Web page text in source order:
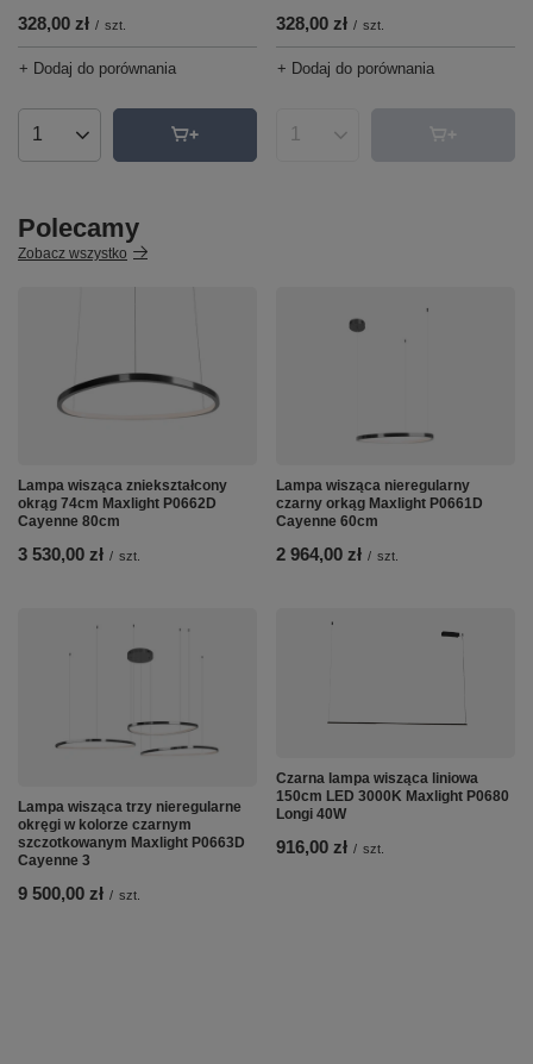
328,00 zł / szt.
+ Dodaj do porównania
Ilość produktów
328,00 zł / szt.
+ Dodaj do porównania
Ilość produktów
Polecamy
Zobacz wszystko
Lampa wisząca zniekształcony
okrąg 74cm Maxlight P0662D
Cayenne 80cm
3 530,00 zł / szt.
Lampa wisząca nieregularny
czarny orkąg Maxlight P0661D
Cayenne 60cm
2 964,00 zł / szt.
Lampa wisząca trzy nieregularne
okręgi w kolorze czarnym
szczotkowanym Maxlight P0663D
Cayenne 3
9 500,00 zł / szt.
Czarna lampa wisząca liniowa
150cm LED 3000K Maxlight P0680
Longi 40W
916,00 zł / szt.